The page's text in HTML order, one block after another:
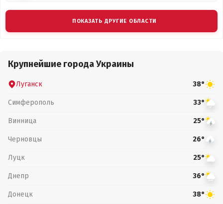
ПОКАЗАТЬ ДРУГИЕ ОБЛАСТИ
Крупнейшие города Украины
Луганск 38°
Симферополь 33°
Винница 25°
Черновцы 26°
Луцк 25°
Днепр 36°
Донецк 38°